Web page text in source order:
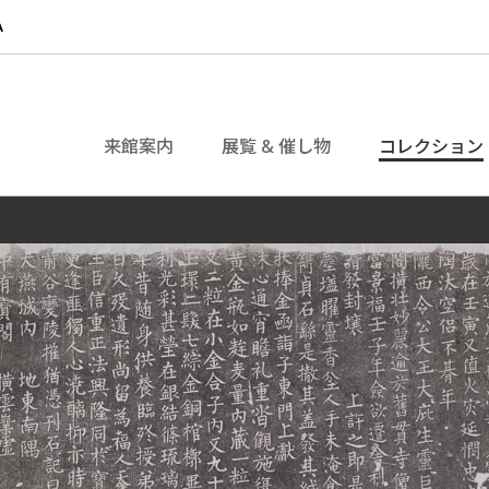
来館案内 展覧 & 催し物 コレクション